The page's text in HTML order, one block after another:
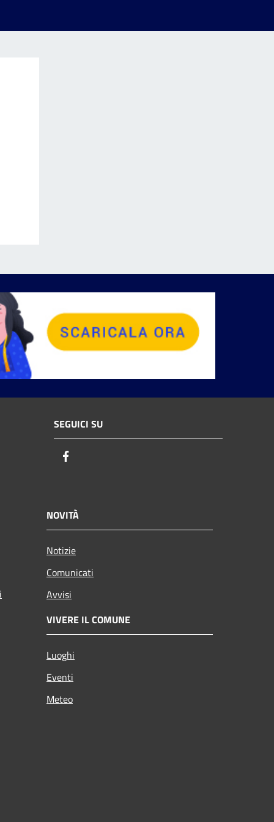
SEGUICI SU
NOVITÀ
Notizie
Comunicati
Avvisi
VIVERE IL COMUNE
Luoghi
Eventi
Meteo